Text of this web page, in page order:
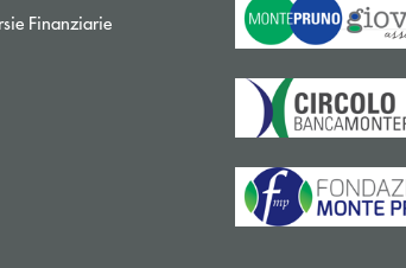
FinanziarieApre una nuova finestra